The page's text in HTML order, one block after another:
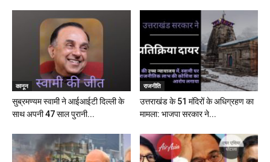
कानून
सुब्रमण्यम स्वामी ने आईआईटी दिल्ली के
साथ अपनी 47 साल पुरानी...
राजनीति
उत्तराखंड के 51 मंदिरों के अधिग्रहण का
मामला: भाजपा सरकार ने...